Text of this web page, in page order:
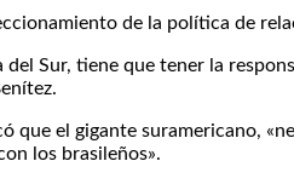
de la política de
Sur, tiene que tener la
que el gigante suramericano,
los brasileños».